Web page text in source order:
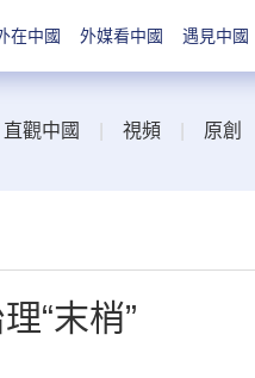
在中國 外媒看中國 遇見中國
直觀中國 視頻 原創
“末梢”